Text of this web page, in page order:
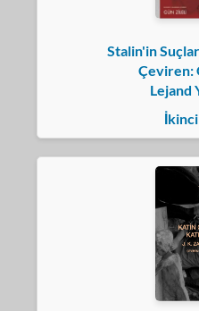
Stalin'in
Çeviren:
Lejand
İkinci